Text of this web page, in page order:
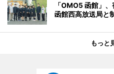
「OMO5 函館」
函館西高放送局と
もっと